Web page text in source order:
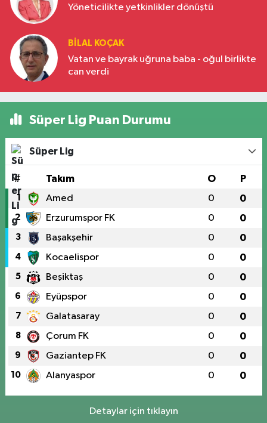
Yöneticilikte yetkinlikler dönüştü
BILAL KOÇAK
Vatan ve bayrak uğruna baba - oğul birlikte
can verdi
Süper Lig Puan Durumu
Süper Lig
# Takım O P
1 Amed 0 0
2 Erzurumspor FK 0 0
3 Başakşehir 0 0
4 Kocaelispor 0 0
5 Beşiktaş 0 0
6 Eyüpspor 0 0
7 Galatasaray 0 0
8 Çorum FK 0 0
9 Gaziantep FK 0 0
10 Alanyaspor 0 0
Detaylar için tıklayın